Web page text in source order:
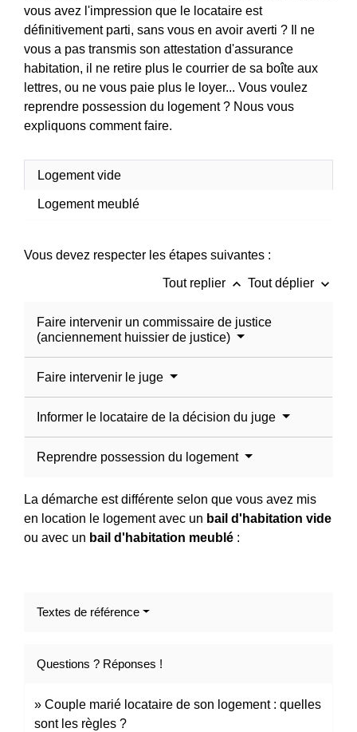
vous avez l'impression que le locataire est
définitivement parti, sans vous en avoir averti ? Il ne
vous a pas transmis son attestation d'assurance
habitation, il ne retire plus le courrier de sa boîte aux
lettres, ou ne vous paie plus le loyer... Vous voulez
reprendre possession du logement ? Nous vous
expliquons comment faire.
Logement vide
Logement meublé
Vous devez respecter les étapes suivantes :
Tout replier keyboard_arrow_up Tout déplier keyboard_arrow_down
Faire intervenir un commissaire de justice
(anciennement huissier de justice)
Faire intervenir le juge
Informer le locataire de la décision du juge
Reprendre possession du logement
La démarche est différente selon que vous avez mis
en location le logement avec un bail d'habitation vide
ou avec un bail d'habitation meublé :
Textes de référence
Questions ? Réponses !
Couple marié locataire de son logement : quelles
sont les règles ?